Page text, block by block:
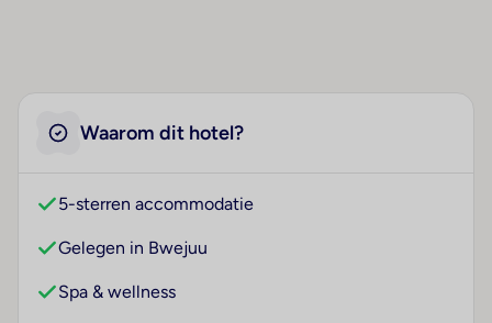
Waarom dit hotel?
5-sterren accommodatie
Gelegen in Bwejuu
Spa & wellness